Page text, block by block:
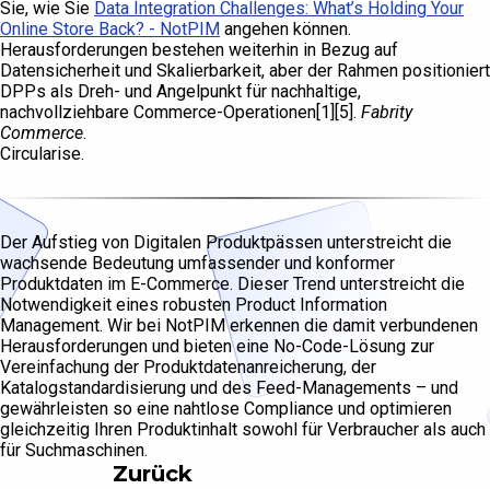
Sie, wie Sie Data Integration Challenges: What’s Holding Your
Online Store Back? - NotPIM angehen können.
Herausforderungen bestehen weiterhin in Bezug auf
Datensicherheit und Skalierbarkeit, aber der Rahmen positioniert
DPPs als Dreh- und Angelpunkt für nachhaltige,
nachvollziehbare Commerce-Operationen[1][5]. Fabrity
Commerce.
Circularise.
Der Aufstieg von Digitalen Produktpässen unterstreicht die
wachsende Bedeutung umfassender und konformer
Produktdaten im E-Commerce. Dieser Trend unterstreicht die
Notwendigkeit eines robusten Product Information
Management. Wir bei NotPIM erkennen die damit verbundenen
Herausforderungen und bieten eine No-Code-Lösung zur
Vereinfachung der Produktdatenanreicherung, der
Katalogstandardisierung und des Feed-Managements – und
gewährleisten so eine nahtlose Compliance und optimieren
gleichzeitig Ihren Produktinhalt sowohl für Verbraucher als auch
für Suchmaschinen.
Zurück